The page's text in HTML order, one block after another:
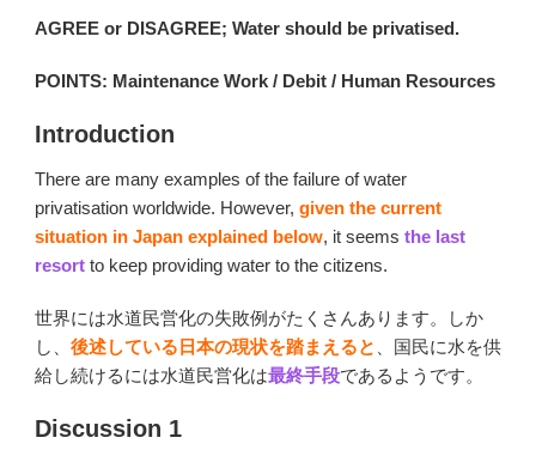
AGREE or DISAGREE; Water should be privatised.
POINTS: Maintenance Work / Debit / Human Resources
Introduction
There are many examples of the failure of water
privatisation worldwide. However, given the current
situation in Japan explained below, it seems the last
resort to keep providing water to the citizens.
世界には水道民営化の失敗例がたくさんあります。しか
し、 後述している日本の現状を踏まえると 、国民に水を供
給し続けるには水道民営化は最終手段であるようです。
Discussion 1